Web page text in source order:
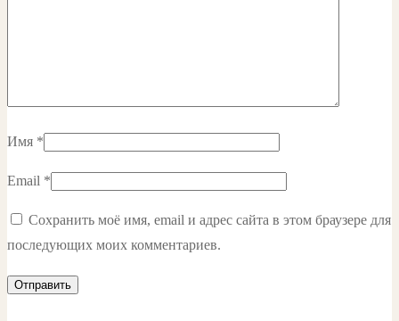
Имя *
Email *
Сохранить моё имя, email и адрес сайта в этом браузере для
последующих моих комментариев.